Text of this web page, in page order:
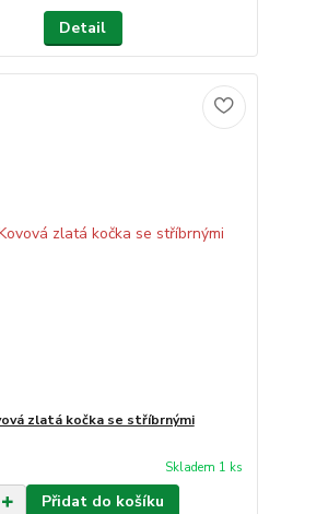
Detail
zlatá kočka se stříbrnými
Skladem 1 ks
Přidat do košíku